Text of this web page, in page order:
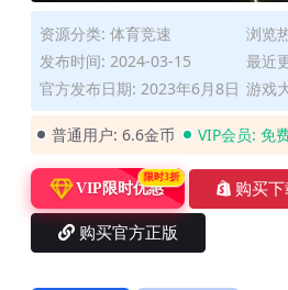
资源分类: 体育竞速
浏览
发布时间: 2024-03-15
最近
官方发布日期: 2023年6月8日 游戏
普通用户: 6.6金币 VIP会员: 免
VIP限时优惠
限时3折
购买
购买官方正版